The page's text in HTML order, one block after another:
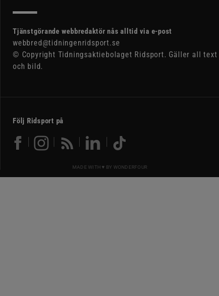
Tjänstgörande webbredaktör nås alltid via e-post
webbred@tidningenridsport.se
© Copyright Tidningsaktiebolaget Ridsport. Gäller all text
och bild.
Följ Ridsport på
MADE WITH ♥ BY WONDERFOUR